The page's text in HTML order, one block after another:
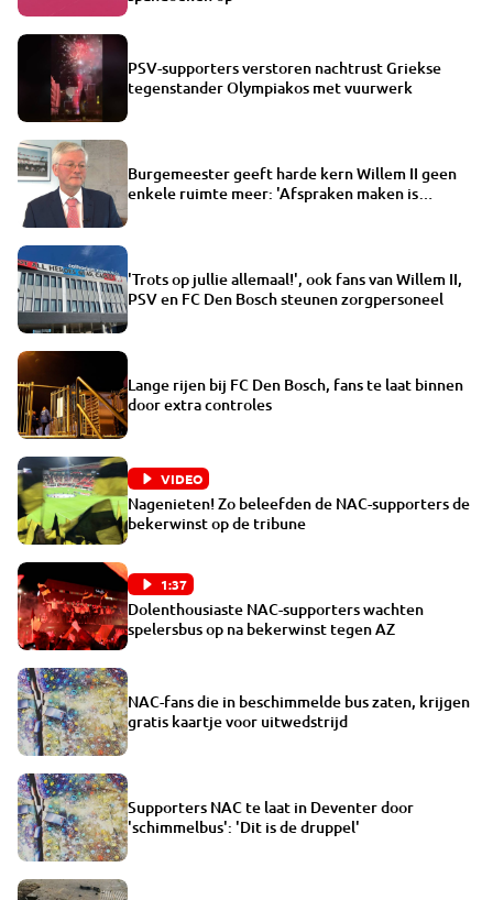
PSV-supporters verstoren nachtrust Griekse
tegenstander Olympiakos met vuurwerk
Burgemeester geeft harde kern Willem II geen
enkele ruimte meer: 'Afspraken maken is
'Trots op jullie allemaal!', ook fans van Willem II,
PSV en FC Den Bosch steunen zorgpersoneel
Lange rijen bij FC Den Bosch, fans te laat binnen
door extra controles
VIDEO
Nagenieten! Zo beleefden de NAC-supporters de
bekerwinst op de tribune
1:37
Dolenthousiaste NAC-supporters wachten
spelersbus op na bekerwinst tegen AZ
NAC-fans die in beschimmelde bus zaten, krijgen
gratis kaartje voor uitwedstrijd
Supporters NAC te laat in Deventer door
'schimmelbus': 'Dit is de druppel'